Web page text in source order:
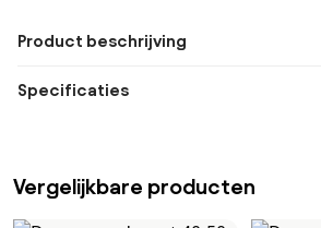
Product beschrijving
Specificaties
Vergelijkbare producten